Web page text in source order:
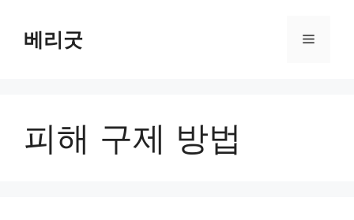
베리굿 메
피해 구제 방법